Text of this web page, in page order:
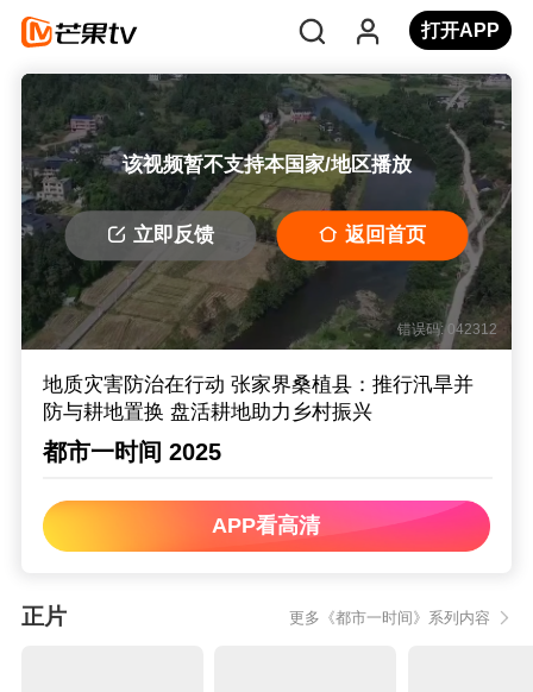
打开APP
该视频暂不支持本国家/地区播放
立即反馈 返回首页
错误码: 042312
地质灾害防治在行动 张家界桑植县：推行汛旱并
防与耕地置换 盘活耕地助力乡村振兴
都市一时间 2025
APP看高清
正片 更多《都市一时间》系列内容